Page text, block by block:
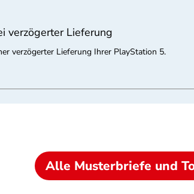
verzögerter Lieferung
verzögerter Lieferung Ihrer PlayStation 5.
Alle Musterbriefe und